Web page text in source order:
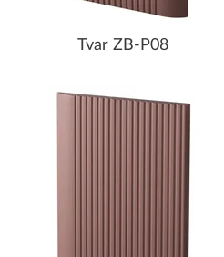
Tvar ZB-P08